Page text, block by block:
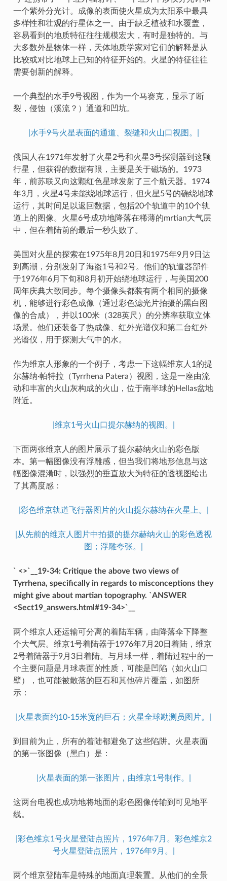
一个紫外分光计。成像的表面使火星成为太阳系中最具
多样性和壮观的行星体之一。由于缺乏植被和水覆盖，
容易看到的地质特征往往规模宏大，有时是独特的。与
大多数外星物体一样，天体地质学家对它们的解释是从
比较或对比地球上已知的特征开始的。火星的特征往往
需要创新的解释。
一个典型的水手9号视图，作为一个马赛克，显示了断
裂，侵蚀（溪流？）通道和凹坑。
|水手9号火星表面的通道、裂缝和火山口视图。|
俄国人在1971年发射了火星2号和火星3号探测器到这颗
行星，但获得的数据有限，主要是关于磁场的。1973
年，前苏联又向这颗红色星球发射了三个航天器。1974
年3月，火星4号未能绕地球运行，但火星5号的确绕地球
运行，其时间足以返回数据，包括20个轨道中的10个轨
道上的图像。火星6号成功地降落在稀薄的mrtian大气层
中，但在着陆前的最后一秒失败了。
美国对火星的探索在1975年8月20日和1975年9月9日达
到高潮，分别发射了海盗1号和2号。他们的轨道器部件
于1976年6月下旬和8月初开始绕地球运行，与美国200
周年庆典大致同步。每个摄像头都装有两个相同的摄像
机，能够进行彩色成像（通过彩色滤光片拍摄的黑白图
像的合成），并以100米（328英尺）的分辨率获取立体
场景。他们还装备了热成像、红外光谱仪和第二台红外
光谱仪，用于探测大气中的水。
作为维京人形象的一个例子，考虑一下这幅维京人1的提
尔赫纳·帕特拉（Tyrrhena Patera）视图，这是一座由流
动和丰富的火山灰构成的火山，位于南半球的Hellas盆地
附近。
|维京1号火山口提尔赫纳的视图。|
下面两张维京人的图片展示了提尔赫纳火山的彩色版
本。第一幅图像没有浮雕感，但当我们将地形信息与这
幅图像混淆时，以强烈的垂直放大为特征的透视图给出
了其高度感：
|彩色维京轨道飞行器图片的火山提尔赫纳在火星上。|
|从先前的维京人图片中拍摄的提尔赫纳火山的彩色透视
图；浮雕夸张。|
` <>`__19-34: Critique the above two views of
Tyrrhena, specifically in regards to misconceptions they
might give about martian topography. `ANSWER
<Sect19_answers.html#19-34>`__
两个维京人还运输可分离的着陆车辆，由降落伞下降整
个大气层。维京1号着陆器于1976年7月20日着陆，维京
2号着陆器于9月3日着陆。与月球一样，着陆过程中的一
个主要问题是月球表面的性质，可能是凹陷（如火山口
壁），也可能被散落的巨石和其他碎片覆盖，如图所
示：
|火星表面约10-15米宽的巨石；火星全球勘测员图片。|
到目前为止，所有的着陆都避免了这些陷阱。火星表面
的第一张图像（黑白）是：
|火星表面的第一张图片，由维京1号制作。|
这两台电视也成功地将地面的彩色图像传输到可见地平
线。
|彩色维京1号火星登陆点照片，1976年7月。彩色维京2
号火星登陆点照片，1976年9月。|
两个维京登陆车是特殊的地面真理装置。从他们的全景